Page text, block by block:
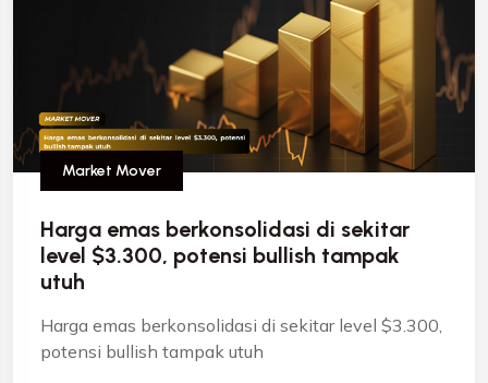
Market Mover
Harga emas berkonsolidasi di sekitar
level $3.300, potensi bullish tampak
utuh
Harga emas berkonsolidasi di sekitar level $3.300,
potensi bullish tampak utuh